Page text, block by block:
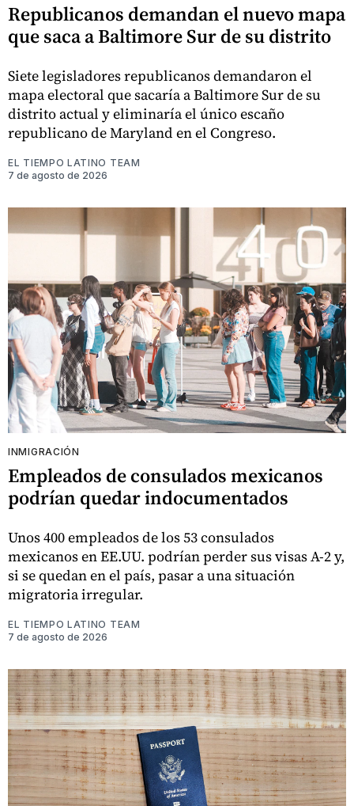
Republicanos demandan el nuevo mapa
que saca a Baltimore Sur de su distrito
Siete legisladores republicanos demandaron el
mapa electoral que sacaría a Baltimore Sur de su
distrito actual y eliminaría el único escaño
republicano de Maryland en el Congreso.
EL TIEMPO LATINO TEAM
7 de agosto de 2026
INMIGRACIÓN
Empleados de consulados mexicanos
podrían quedar indocumentados
Unos 400 empleados de los 53 consulados
mexicanos en EE.UU. podrían perder sus visas A-2 y,
si se quedan en el país, pasar a una situación
migratoria irregular.
EL TIEMPO LATINO TEAM
7 de agosto de 2026